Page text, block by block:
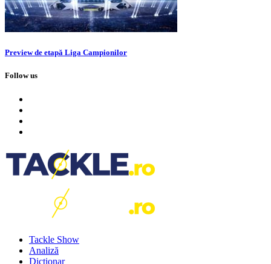
Preview de etapă Liga Campionilor
Follow us
Tackle Show
Analiză
Dicționar